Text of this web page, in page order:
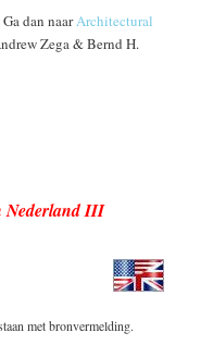
dan naarArchitectural
Zega & Bernd H.
Nederland III
met bronvermelding.